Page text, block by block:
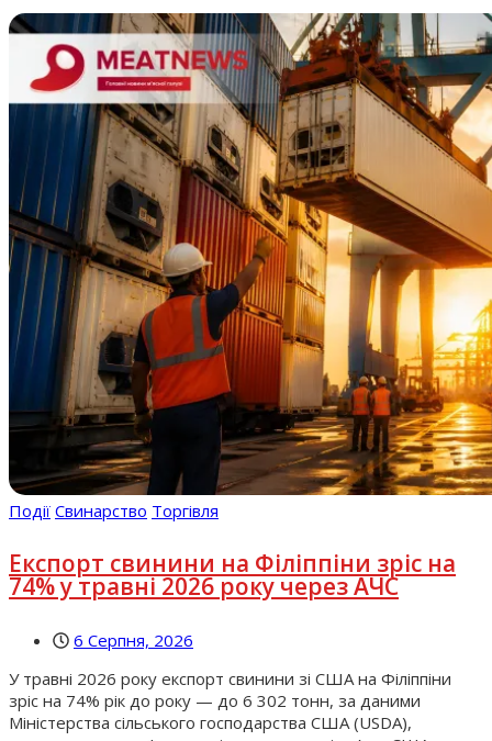
Події Свинарство Торгівля
Експорт свинини на Філіппіни зріс на
74% у травні 2026 року через АЧС
6 Серпня, 2026
У травні 2026 року експорт свинини зі США на Філіппіни
зріс на 74% рік до року — до 6 302 тонн, за даними
Міністерства сільського господарства США (USDA),